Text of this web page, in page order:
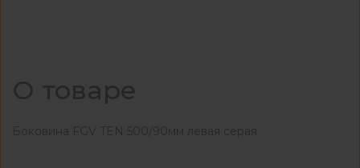
О товаре
Боковина FGV TEN 500/90мм левая серая